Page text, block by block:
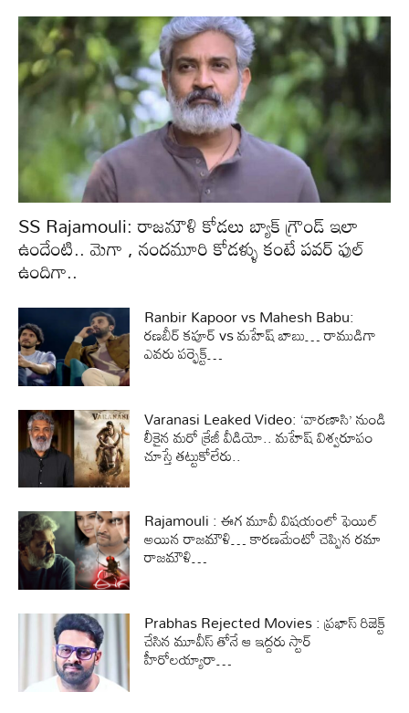
SS Rajamouli: రాజమౌళి కోడలు బ్యాక్ గ్రౌండ్ ఇలా
ఉందేంటి.. మెగా , నందమూరి కోడళ్ళు కంటే పవర్ ఫుల్
ఉందిగా..
Ranbir Kapoor vs Mahesh Babu:
రణబీర్ కపూర్ vs మహేష్ బాబు… రాముడిగా
ఎవరు పర్ఫెక్ట్…
Varanasi Leaked Video: ‘వారణాసి’ నుండి
లీకైన మరో క్రేజీ వీడియో.. మహేష్ విశ్వరూపం
చూస్తే తట్టుకోలేరు..
Rajamouli : ఈగ మూవీ విషయంలో ఫెయిల్
అయిన రాజమౌళి… కారణమేంటో చెప్పిన రమా
రాజమౌళి…
Prabhas Rejected Movies : ప్రభాస్ రిజెక్ట్
చేసిన మూవీస్ తోనే ఆ ఇద్దరు స్టార్
హీరోలయ్యారా…